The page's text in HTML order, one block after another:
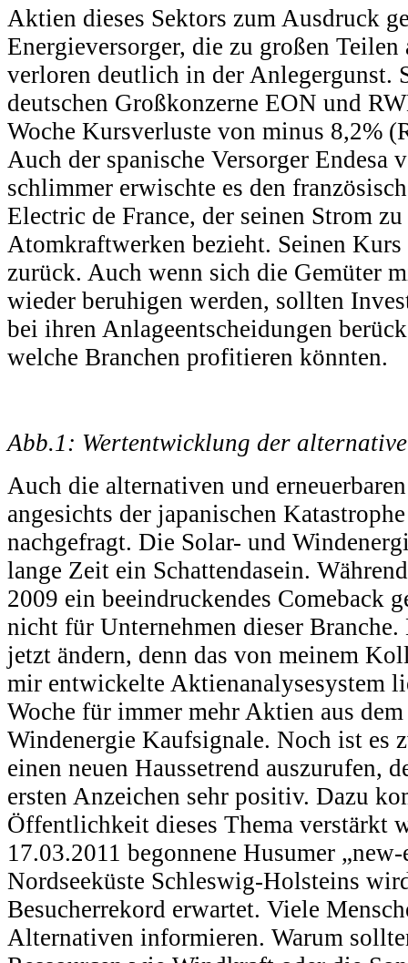
Aktien dieses Sektors zum Ausdruck
Energieversorger, die zu großen
verloren deutlich in der Anlegergunst.
deutschen Großkonzerne EON und
Woche Kursverluste von minus 8,2%
Auch der spanische Versorger Endesa
schlimmer erwischte es den
Electric de France, der seinen Strom
Atomkraftwerken bezieht. Seinen
zurück. Auch wenn sich die Gemüter
wieder beruhigen werden, sollten
bei ihren Anlageentscheidungen
welche Branchen profitieren könnten.
Abb.1: Wertentwicklung der
Auch die alternativen und
angesichts der japanischen
nachgefragt. Die Solar- und
lange Zeit ein Schattendasein.
2009 ein beeindruckendes Comeback
nicht für Unternehmen dieser
jetzt ändern, denn das von meinem
mir entwickelte Aktienanalysesystem
Woche für immer mehr Aktien aus
Windenergie Kaufsignale. Noch ist es
einen neuen Haussetrend auszurufen,
ersten Anzeichen sehr positiv. Dazu
Öffentlichkeit dieses Thema verstärkt
17.03.2011 begonnene Husumer
Nordseeküste Schleswig-Holsteins
Besucherrekord erwartet. Viele
Alternativen informieren. Warum